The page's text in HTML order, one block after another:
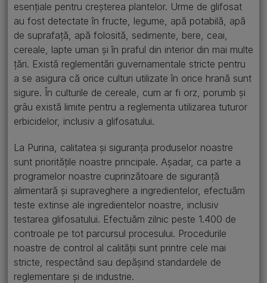
esențiale pentru creșterea plantelor. Urme de glifosat
au fost detectate în fructe, legume, apă potabilă, apă
de suprafață, apă folosită, sedimente, bere, ceai,
cereale, lapte uman și în praful din interior din mai multe
țări. Există reglementări guvernamentale stricte pentru
a se asigura că orice culturi utilizate în orice hrană sunt
sigure. În culturile de cereale, cum ar fi orz, porumb și
grâu există limite pentru a reglementa utilizarea tuturor
erbicidelor, inclusiv a glifosatului.
La Purina, calitatea și siguranța produselor noastre
sunt prioritățile noastre principale. Așadar, ca parte a
programelor noastre cuprinzătoare de siguranță
alimentară și supraveghere a ingredientelor, efectuăm
teste extinse ale ingredientelor noastre, inclusiv
testarea glifosatului. Efectuăm zilnic peste 1.400 de
controale pe tot parcursul procesului. Procedurile
noastre de control al calității sunt printre cele mai
stricte, respectând sau depășind standardele de
reglementare și de industrie.